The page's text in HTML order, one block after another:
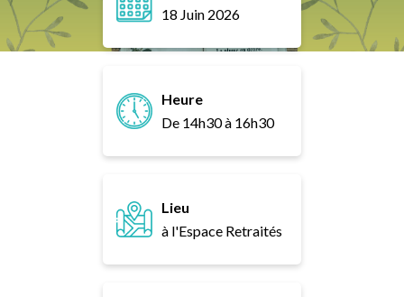
e
18 Juin 2026
Heure
De 14h30 à 16h30
Lieu
à l'Espace Retraités